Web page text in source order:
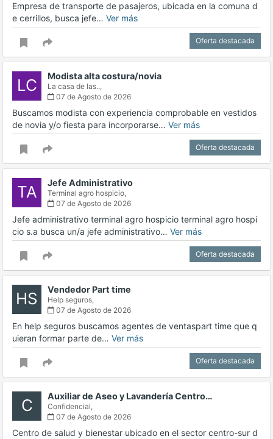
Empresa de transporte de pasajeros, ubicada en la comuna d
e cerrillos, busca jefe… Ver más
Oferta destacada
LC Modista alta costura/novia
La casa de las..,
07 de Agosto de 2026
Buscamos modista con experiencia comprobable en vestidos
de novia y/o fiesta para incorporarse… Ver más
Oferta destacada
TA Jefe Administrativo
Terminal agro hospicio,
07 de Agosto de 2026
Jefe administrativo terminal agro hospicio terminal agro hospi
cio s.a busca un/a jefe administrativo… Ver más
Oferta destacada
HS Vendedor Part time
Help seguros,
07 de Agosto de 2026
En help seguros buscamos agentes de ventaspart time que q
uieran formar parte de… Ver más
Oferta destacada
C Auxiliar de Aseo y Lavandería Centro…
Confidencial,
07 de Agosto de 2026
Centro de salud y bienestar ubicado en el sector centro-sur d